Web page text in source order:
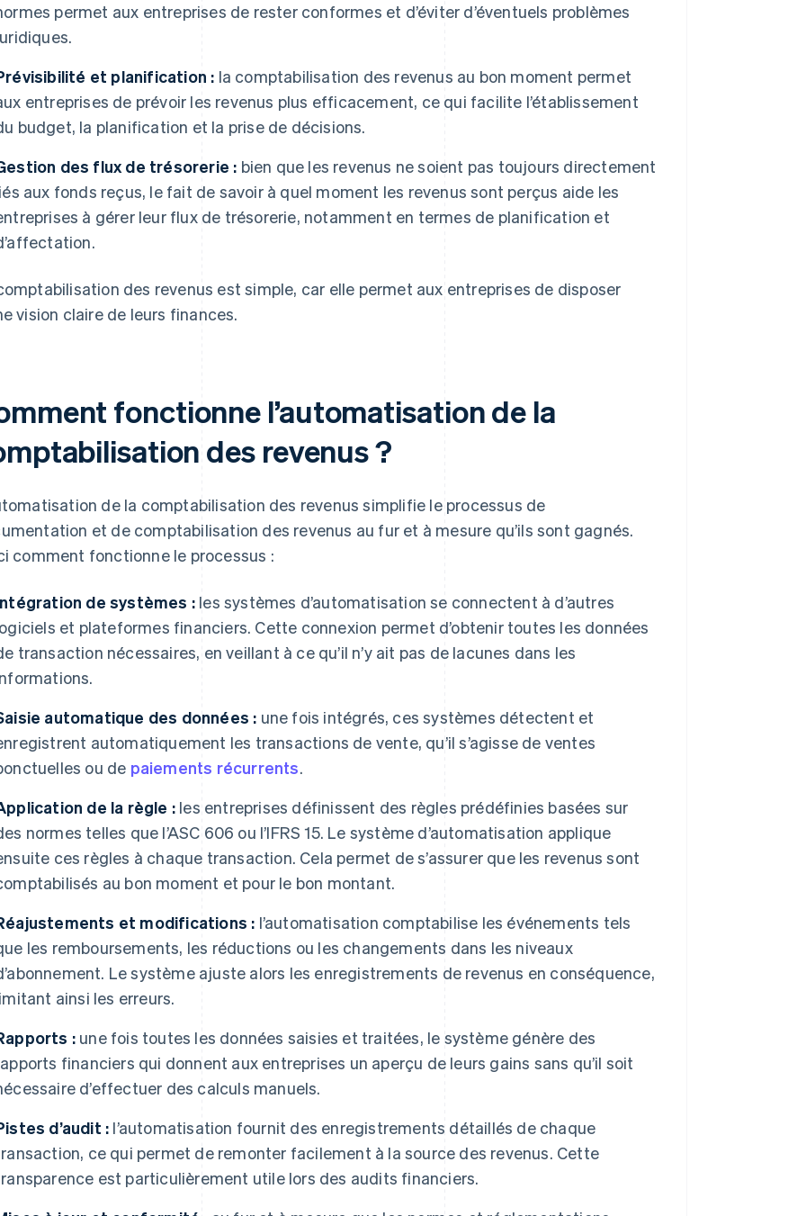
permet aux entreprises de rester conformes et d’éviter d’éventuels problèmes
et planification : la comptabilisation des revenus au bon moment permet
entreprises de prévoir les revenus plus efficacement, ce qui facilite l’établissement
budget, la planification et la prise de décisions.
des flux de trésorerie : bien que les revenus ne soient pas toujours directement
aux fonds reçus, le fait de savoir à quel moment les revenus sont perçus aide les
à gérer leur flux de trésorerie, notamment en termes de planification et
des revenus est simple, car elle permet aux entreprises de disposer
vision claire de leurs finances.
fonctionne l’automatisation de la
des revenus ?
de la comptabilisation des revenus simplifie le processus de
et de comptabilisation des revenus au fur et à mesure qu’ils sont gagnés.
comment fonctionne le processus :
de systèmes : les systèmes d’automatisation se connectent à d’autres
et plateformes financiers. Cette connexion permet d’obtenir toutes les données
transaction nécessaires, en veillant à ce qu’il n’y ait pas de lacunes dans les
automatique des données : une fois intégrés, ces systèmes détectent et
automatiquement les transactions de vente, qu’il s’agisse de ventes
ou de paiements récurrents.
de la règle : les entreprises définissent des règles prédéfinies basées sur
normes telles que l’ASC 606 ou l’IFRS 15. Le système d’automatisation applique
ces règles à chaque transaction. Cela permet de s’assurer que les revenus sont
au bon moment et pour le bon montant.
et modifications : l’automatisation comptabilise les événements tels
les remboursements, les réductions ou les changements dans les niveaux
Le système ajuste alors les enregistrements de revenus en conséquence,
ainsi les erreurs.
: une fois toutes les données saisies et traitées, le système génère des
financiers qui donnent aux entreprises un aperçu de leurs gains sans qu’il soit
d’effectuer des calculs manuels.
d’audit : l’automatisation fournit des enregistrements détaillés de chaque
ce qui permet de remonter facilement à la source des revenus. Cette
est particulièrement utile lors des audits financiers.